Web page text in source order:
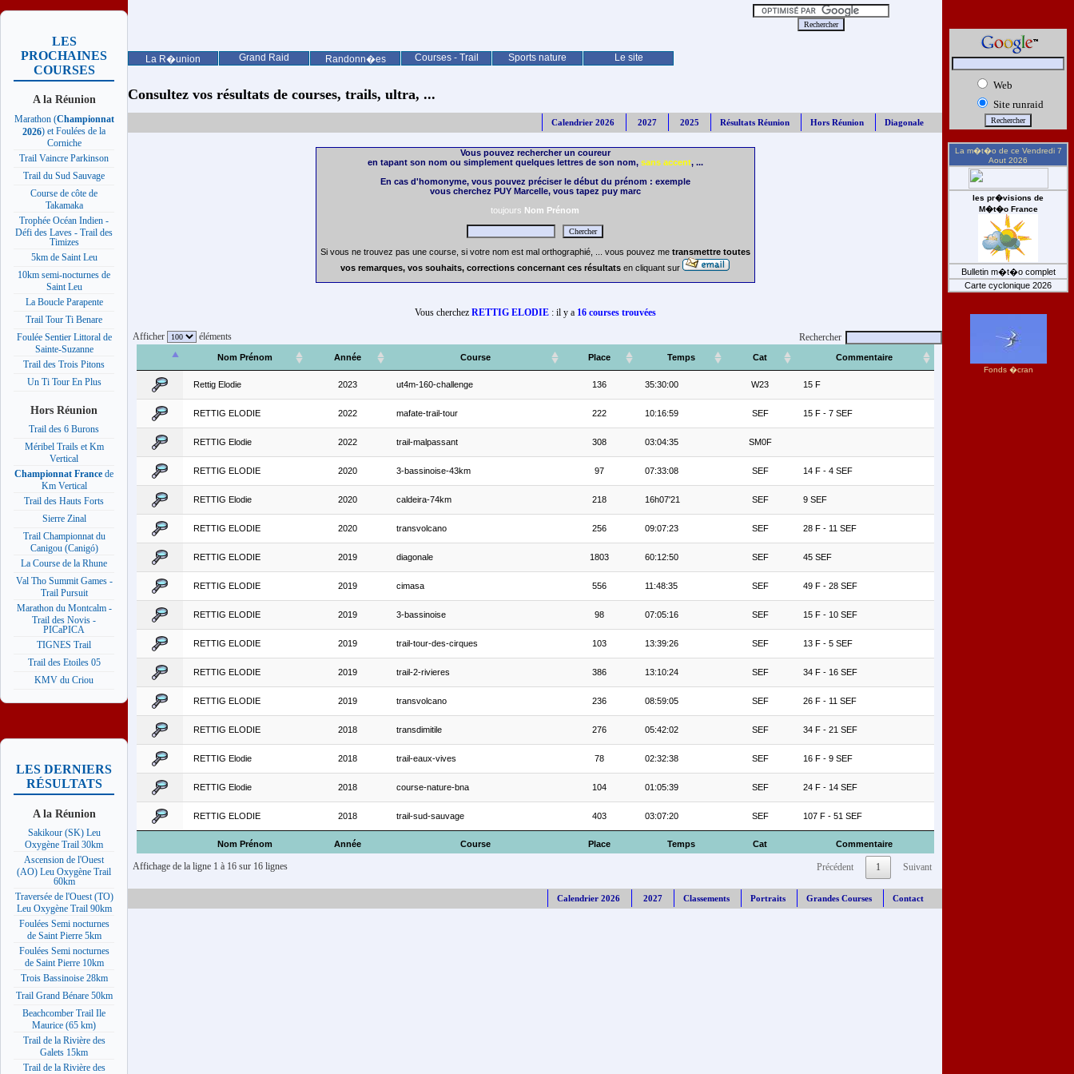
La R�union Grand Raid Randonn�es Courses - Trail Sports nature Le site
LES
PROCHAINES
COURSES
A la Réunion
Marathon (Championnat
2026) et Foulées de la
Corniche
Trail Vaincre Parkinson
Trail du Sud Sauvage
Course de côte de
Takamaka
Trophée Océan Indien -
Défi des Laves - Trail des
Timizes
5km de Saint Leu
10km semi-nocturnes de
Saint Leu
La Boucle Parapente
Trail Tour Ti Benare
Foulée Sentier Littoral de
Sainte-Suzanne
Trail des Trois Pitons
Un Ti Tour En Plus
Hors Réunion
Trail des 6 Burons
Méribel Trails et Km
Vertical
Championnat France de
Km Vertical
Trail des Hauts Forts
Sierre Zinal
Trail Championnat du
Canigou (Canigó)
La Course de la Rhune
Val Tho Summit Games -
Trail Pursuit
Marathon du Montcalm -
Trail des Novis -
PICaPICA
TIGNES Trail
Trail des Etoiles 05
KMV du Criou
LES DERNIERS
RÉSULTATS
A la Réunion
Sakikour (SK) Leu
Oxygène Trail 30km
Ascension de l'Ouest
(AO) Leu Oxygène Trail
60km
Traversée de l'Ouest (TO)
Leu Oxygène Trail 90km
Foulées Semi nocturnes
de Saint Pierre 5km
Foulées Semi nocturnes
de Saint Pierre 10km
Trois Bassinoise 28km
Trail Grand Bénare 50km
Beachcomber Trail Ile
Maurice (65 km)
Trail de la Rivière des
Galets 15km
Trail de la Rivière des
Consultez vos résultats de courses, trails, ultra, ...
Calendrier 2026 2027 2025 Résultats Réunion Hors Réunion Diagonale
Vous pouvez rechercher un coureur
en tapant son nom ou simplement quelques lettres de son nom, sans accent, ...
En cas d'homonyme, vous pouvez préciser le début du prénom : exemple
vous cherchez PUY Marcelle, vous tapez puy marc
toujours Nom Prénom
Si vous ne trouvez pas une course, si votre nom est mal orthographié, ... vous pouvez me transmettre toutes
vos remarques, vos souhaits, corrections concernant ces résultats en cliquant sur
Vous cherchez RETTIG ELODIE: il y a 16 courses trouvées
Afficher éléments Rechercher
Nom Prénom Année Course Place Temps Cat Commentaire
Nom Prénom Année Course Place Temps Cat Commentaire
Rettig Elodie 2023 ut4m-160-challenge 136 35:30:00 W23 15 F
RETTIG ELODIE 2022 mafate-trail-tour 222 10:16:59 SEF 15 F - 7 SEF
RETTIG Elodie 2022 trail-malpassant 308 03:04:35 SM0F
RETTIG ELODIE 2020 3-bassinoise-43km 97 07:33:08 SEF 14 F - 4 SEF
RETTIG Elodie 2020 caldeira-74km 218 16h07'21 SEF 9 SEF
RETTIG ELODIE 2020 transvolcano 256 09:07:23 SEF 28 F - 11 SEF
RETTIG ELODIE 2019 diagonale 1803 60:12:50 SEF 45 SEF
RETTIG ELODIE 2019 cimasa 556 11:48:35 SEF 49 F - 28 SEF
RETTIG ELODIE 2019 3-bassinoise 98 07:05:16 SEF 15 F - 10 SEF
RETTIG ELODIE 2019 trail-tour-des-cirques 103 13:39:26 SEF 13 F - 5 SEF
RETTIG ELODIE 2019 trail-2-rivieres 386 13:10:24 SEF 34 F - 16 SEF
RETTIG ELODIE 2019 transvolcano 236 08:59:05 SEF 26 F - 11 SEF
RETTIG ELODIE 2018 transdimitile 276 05:42:02 SEF 34 F - 21 SEF
RETTIG Elodie 2018 trail-eaux-vives 78 02:32:38 SEF 16 F - 9 SEF
RETTIG Elodie 2018 course-nature-bna 104 01:05:39 SEF 24 F - 14 SEF
RETTIG ELODIE 2018 trail-sud-sauvage 403 03:07:20 SEF 107 F - 51 SEF
Affichage de la ligne 1 à 16 sur 16 lignes Précédent 1 Suivant
Calendrier 2026 2027 Classements Portraits Grandes Courses Contact
Web
Site runraid
La m�t�o de ce Vendredi 7
Aout 2026
les pr�visions de
M�t�o France
Bulletin m�t�o complet
Carte cyclonique 2026
Fonds �cran